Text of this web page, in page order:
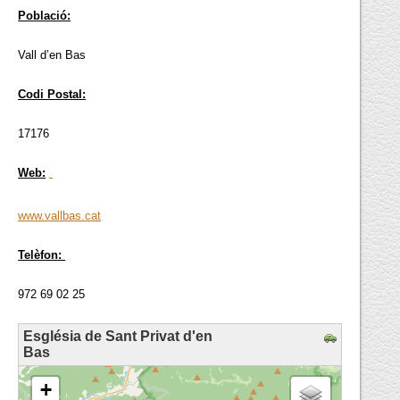
Població:
Vall d’en Bas
Codi Postal:
17176
Web:
www.vallbas.cat
Telèfon:
972 69 02 25
Església de Sant Privat d'en
Bas
loading map - please wait...
+